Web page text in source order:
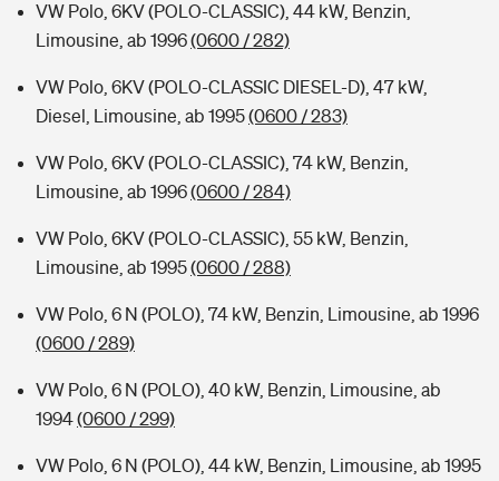
VW Polo, 6KV (POLO-CLASSIC), 44 kW, Benzin,
Limousine, ab 1996(0600 / 282)
VW Polo, 6KV (POLO-CLASSIC DIESEL-D), 47 kW,
Diesel, Limousine, ab 1995(0600 / 283)
VW Polo, 6KV (POLO-CLASSIC), 74 kW, Benzin,
Limousine, ab 1996(0600 / 284)
VW Polo, 6KV (POLO-CLASSIC), 55 kW, Benzin,
Limousine, ab 1995(0600 / 288)
VW Polo, 6 N (POLO), 74 kW, Benzin, Limousine, ab 1996
(0600 / 289)
VW Polo, 6 N (POLO), 40 kW, Benzin, Limousine, ab
1994(0600 / 299)
VW Polo, 6 N (POLO), 44 kW, Benzin, Limousine, ab 1995